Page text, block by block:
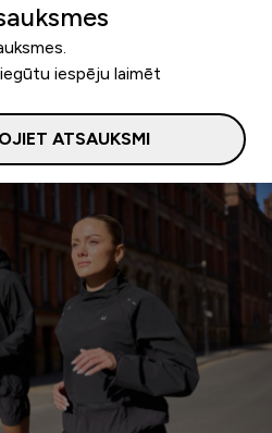
iespēju laimēt
ATSAUKSMI